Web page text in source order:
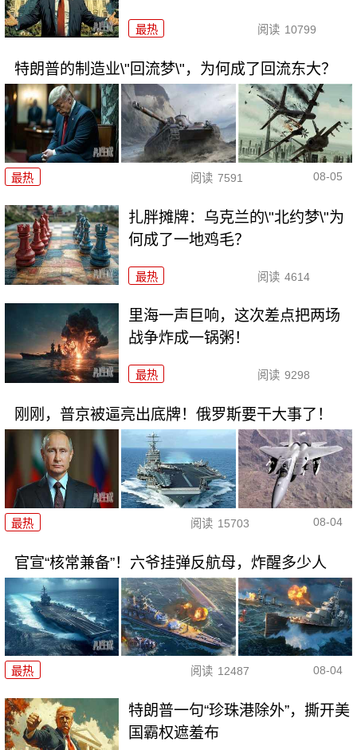
最热 阅读 10799
特朗普的制造业\"回流梦\"，为何成了回流东大？
最热 阅读 7591 08-05
扎胖摊牌：乌克兰的\"北约梦\"为
何成了一地鸡毛？
最热 阅读 4614
里海一声巨响，这次差点把两场
战争炸成一锅粥！
最热 阅读 9298
刚刚，普京被逼亮出底牌！俄罗斯要干大事了！
最热 阅读 15703 08-04
官宣“核常兼备”！六爷挂弹反航母，炸醒多少人
最热 阅读 12487 08-04
特朗普一句“珍珠港除外”，撕开美
国霸权遮羞布